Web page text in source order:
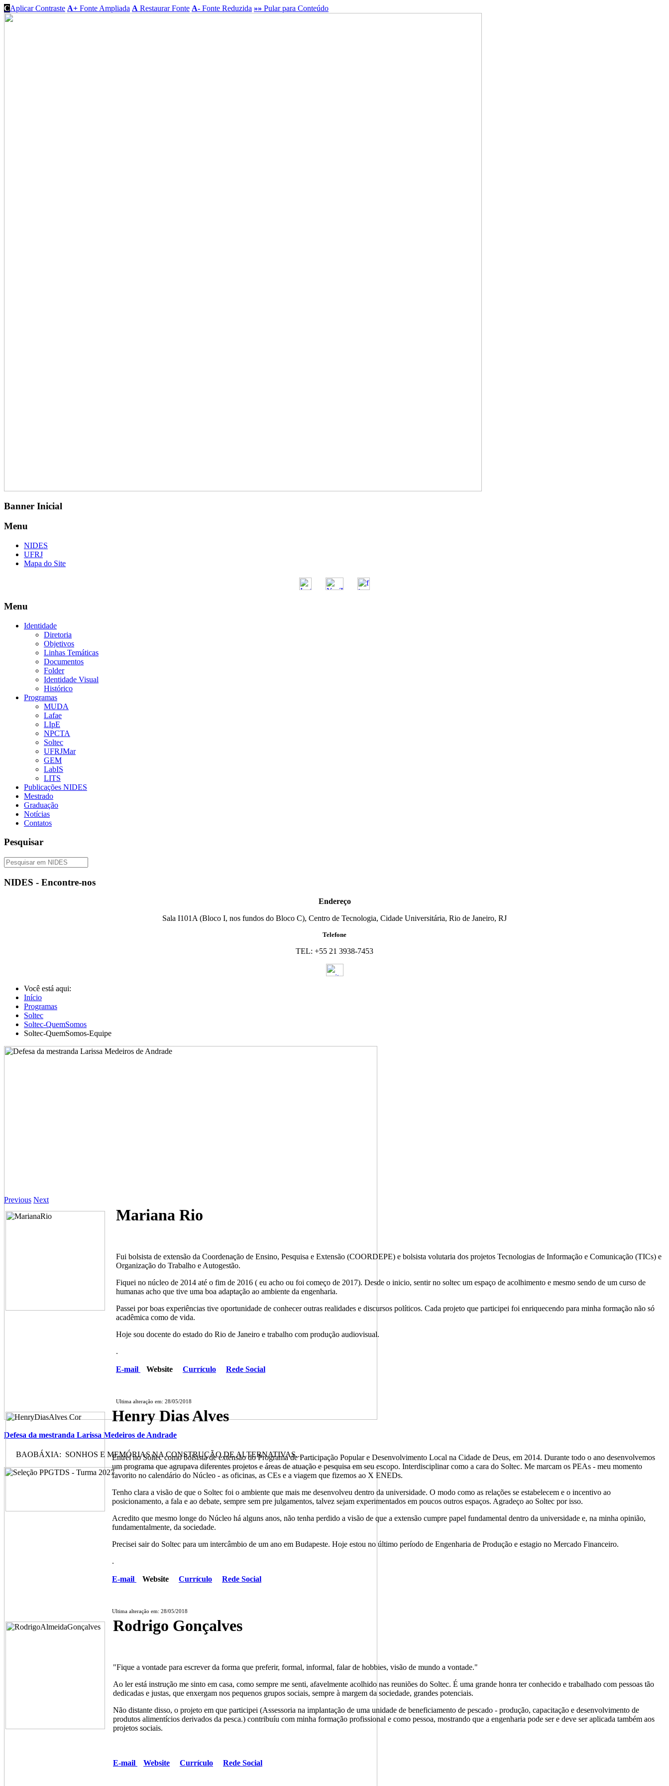
CAplicar Contraste A+ Fonte Ampliada A Restaurar Fonte A- Fonte Reduzida »» Pular para Conteúdo
Banner Inicial
Menu
NIDES
UFRJ
Mapa do Site
Menu
Identidade
Diretoria
Objetivos
Linhas Temáticas
Documentos
Folder
Identidade Visual
Histórico
Programas
MUDA
Lafae
LIpE
NPCTA
Soltec
UFRJMar
GEM
LabIS
LITS
Publicações NIDES
Mestrado
Graduação
Notícias
Contatos
Pesquisar
NIDES - Encontre-nos
Endereço
Sala I101A (Bloco I, nos fundos do Bloco C), Centro de Tecnologia, Cidade Universitária, Rio de Janeiro, RJ
Telefone
TEL: +55 21 3938-7453
Você está aqui:
Início
Programas
Soltec
Soltec-QuemSomos
Soltec-QuemSomos-Equipe
Defesa da mestranda Larissa Medeiros de Andrade
BAOBÁXIA: SONHOS E MEMÓRIAS NA CONSTRUÇÃO DE ALTERNATIVAS...
Previous Next
Mariana Rio
Fui bolsista de extensão da Coordenação de Ensino, Pesquisa e Extensão (COORDEPE) e bolsista volutaria dos projetos Tecnologias de Informação e Comunicação (TICs) e
Organização do Trabalho e Autogestão.
Fiquei no núcleo de 2014 até o fim de 2016 ( eu acho ou foi começo de 2017). Desde o inicio, sentir no soltec um espaço de acolhimento e mesmo sendo de um curso de
humanas acho que tive uma boa adaptação ao ambiente da engenharia.
Passei por boas experiências tive oportunidade de conhecer outras realidades e discursos políticos. Cada projeto que participei foi enriquecendo para minha formação não só
acadêmica como de vida.
Hoje sou docente do estado do Rio de Janeiro e trabalho com produção audiovisual.
.
E-mail Website Currículo Rede Social
Ultima alteração em: 28/05/2018
Henry Dias Alves
Entrei no Soltec como bolsista de extensão do Programa de Participação Popular e Desenvolvimento Local na Cidade de Deus, em 2014. Durante todo o ano desenvolvemos
um programa que agrupava diferentes projetos e áreas de atuação e pesquisa em seu escopo. Interdisciplinar como a cara do Soltec. Me marcam os PEAs - meu momento
favorito no calendário do Núcleo - as oficinas, as CEs e a viagem que fizemos ao X ENEDs.
Tenho clara a visão de que o Soltec foi o ambiente que mais me desenvolveu dentro da universidade. O modo como as relações se estabelecem e o incentivo ao
posicionamento, a fala e ao debate, sempre sem pre julgamentos, talvez sejam experimentados em poucos outros espaços. Agradeço ao Soltec por isso.
Acredito que mesmo longe do Núcleo há alguns anos, não tenha perdido a visão de que a extensão cumpre papel fundamental dentro da universidade e, na minha opinião,
fundamentalmente, da sociedade.
Precisei sair do Soltec para um intercâmbio de um ano em Budapeste. Hoje estou no último período de Engenharia de Produção e estagio no Mercado Financeiro.
.
E-mail Website Currículo Rede Social
Ultima alteração em: 28/05/2018
Rodrigo Gonçalves
"Fique a vontade para escrever da forma que preferir, formal, informal, falar de hobbies, visão de mundo a vontade."
Ao ler está instrução me sinto em casa, como sempre me senti, afavelmente acolhido nas reuniões do Soltec. É uma grande honra ter conhecido e trabalhado com pessoas tão
dedicadas e justas, que enxergam nos pequenos grupos sociais, sempre à margem da sociedade, grandes potenciais.
Não distante disso, o projeto em que participei (Assessoria na implantação de uma unidade de beneficiamento de pescado - produção, capacitação e desenvolvimento de
produtos alimentícios derivados da pesca.) contribuíu com minha formação profissional e como pessoa, mostrando que a engenharia pode ser e deve ser aplicada também aos
projetos sociais.
E-mail Website Currículo Rede Social